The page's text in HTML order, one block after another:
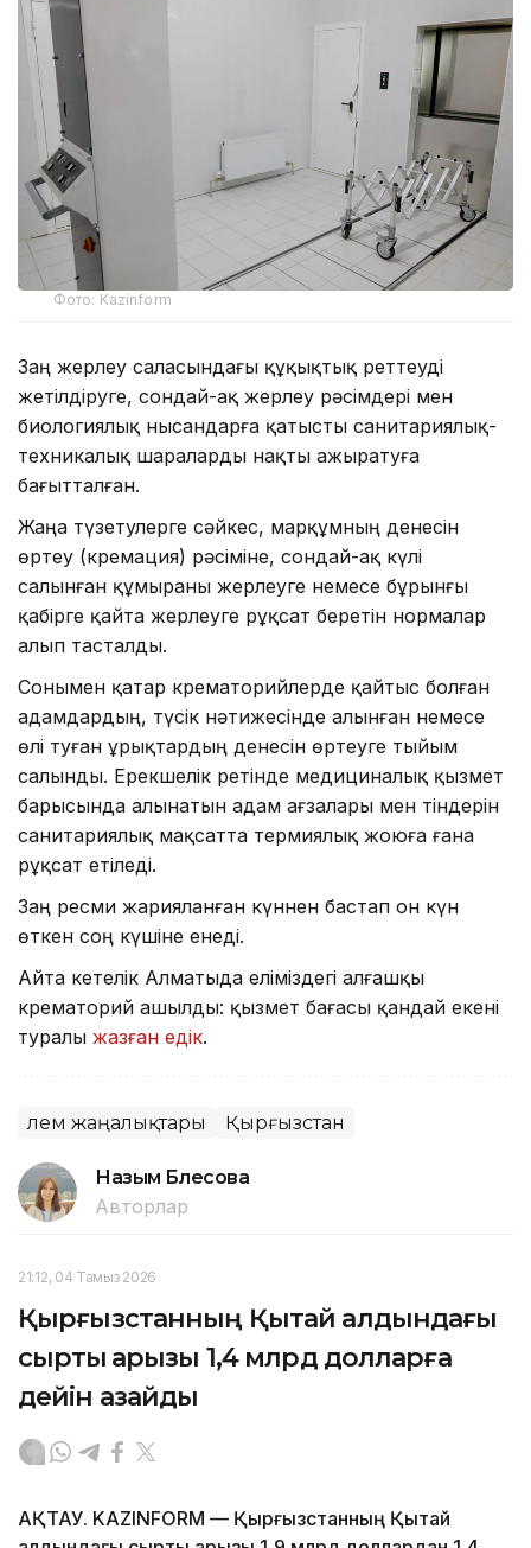
Фото: Kazinform
Заң жерлеу саласындағы құқықтық реттеуді
жетілдіруге, сондай-ақ жерлеу рәсімдері мен
биологиялық нысандарға қатысты санитариялық-
техникалық шараларды нақты ажыратуға
бағытталған.
Жаңа түзетулерге сәйкес, марқұмның денесін
өртеу (кремация) рәсіміне, сондай-ақ күлі
салынған құмыраны жерлеуге немесе бұрынғы
қабірге қайта жерлеуге рұқсат беретін нормалар
алып тасталды.
Сонымен қатар крематорийлерде қайтыс болған
адамдардың, түсік нәтижесінде алынған немесе
өлі туған ұрықтардың денесін өртеуге тыйым
салынды. Ерекшелік ретінде медициналық қызмет
барысында алынатын адам ағзалары мен тіндерін
санитариялық мақсатта термиялық жоюға ғана
рұқсат етіледі.
Заң ресми жарияланған күннен бастап он күн
өткен соң күшіне енеді.
Айта кетелік Алматыда еліміздегі алғашқы
крематорий ашылды: қызмет бағасы қандай екені
туралы жазған едік.
Әлем жаңалықтары Қырғызстан
Назым Бөлесова
Авторлар
21:12, 04 Тамыз 2026
Қырғызстанның Қытай алдындағы
сыртқы қарызы 1,4 млрд долларға
дейін азайды
АҚТАУ. KAZINFORM — Қырғызстанның Қытай